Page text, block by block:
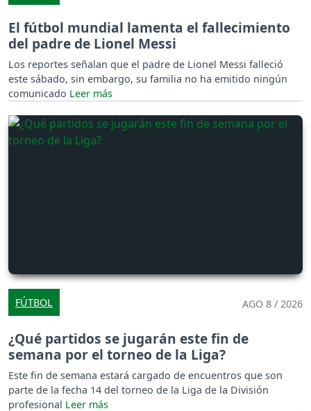
El fútbol mundial lamenta el fallecimiento
del padre de Lionel Messi
Los reportes señalan que el padre de Lionel Messi falleció
este sábado, sin embargo, su familia no ha emitido ningún
comunicado
FÚTBOL AGO 8 / 2026
¿Qué partidos se jugarán este fin de
semana por el torneo de la Liga?
Este fin de semana estará cargado de encuentros que son
parte de la fecha 14 del torneo de la Liga de la División
profesional